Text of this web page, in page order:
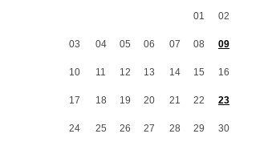
01 02
03 04 05 06 07 08 09
10 11 12 13 14 15 16
17 18 19 20 21 22 23
24 25 26 27 28 29 30